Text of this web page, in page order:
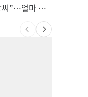
엄마 성폭행한 “사람 좋은 장씨”…얼마 뒤 딸 배도 불러왔다